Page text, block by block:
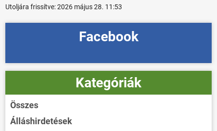
Utoljára frissítve:2026 május 28. 11:53
Facebook
Kategóriák
Összes
Álláshirdetések